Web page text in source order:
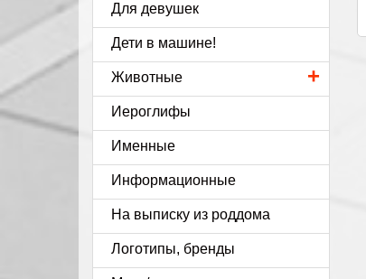
Для девушек
Дети в машине!
+
Животные
Иероглифы
Именные
Информационные
На выписку из роддома
Логотипы, бренды